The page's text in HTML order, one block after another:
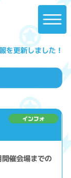
を更新しました！
催会場までの